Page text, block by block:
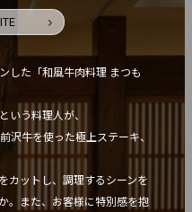
した「和風牛肉料理 まつも
いう料理人が、
沢牛を使った極上ステーキ、
カットし、調理するシーンを
。また、お客様に特別感を抱